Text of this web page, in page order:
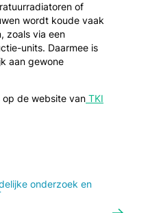
of
wordt koude vaak
zoals via een
units. Daarmee is
aan gewone
de website van TKI
onderzoek en